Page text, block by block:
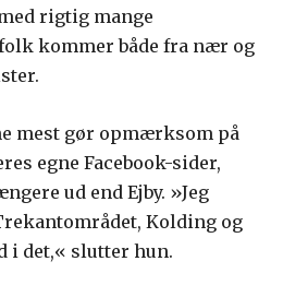
rigtig mange
kommer både fra nær og
mest gør opmærksom på
egne Facebook-sider,
ud end Ejby. »Jeg
Kolding og
i det,« slutter hun.